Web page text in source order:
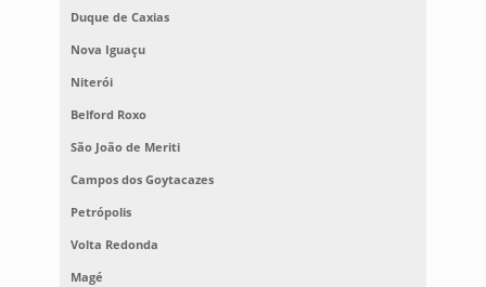
Duque de Caxias
Nova Iguaçu
Niterói
Belford Roxo
São João de Meriti
Campos dos Goytacazes
Petrópolis
Volta Redonda
Magé